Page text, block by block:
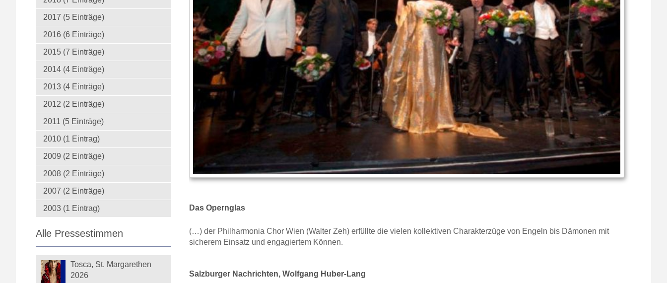
Das Opernglas
(…) der Philharmonia Chor Wien (Walter Zeh) erfüllte die vielen kollektiven Charakterzüge von Engeln bis Dämonen mit
sicherem Einsatz und engagiertem Können.
Salzburger Nachrichten, Wolfgang Huber-Lang
2017 (5 Einträge)
2016 (6 Einträge)
2015 (7 Einträge)
2014 (4 Einträge)
2013 (4 Einträge)
2012 (2 Einträge)
2011 (5 Einträge)
2010 (1 Eintrag)
2009 (2 Einträge)
2008 (2 Einträge)
2007 (2 Einträge)
2003 (1 Eintrag)
Alle Pressestimmen
Tosca, St. Margarethen
2026